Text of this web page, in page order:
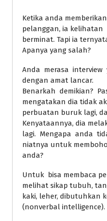
Ketika anda
pelanggan, ia kelihatan
berminat. Tapi ia
Apanya yang salah?
Anda merasa interview
dengan amat lancar.
Benarkah demikian?
mengatakan dia tidak
perbuatan buruk lagi,
Kenyataannya, dia
lagi. Mengapa anda
niatnya untuk
anda?
Untuk bisa membaca
melihat sikap tubuh,
kaki, leher, dibutuhkan
(nonverbal intelligence).